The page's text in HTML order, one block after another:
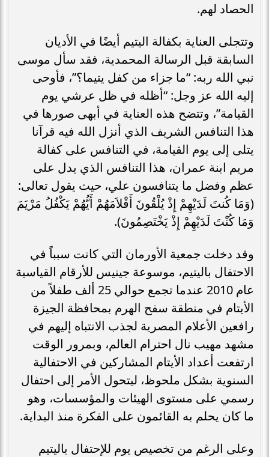
الحصاد لهم.
وتتجلى العناية بكفالة اليتيم أيضًا في الأديان
السابقة قبل الرسالة المحمدية، فقد سأل موسى
نبي الله ربه: “ما جزاء من كفل يتيما؟”، فأوحى
إليه الله عز وجل: “أظله في ظل عرشي يوم
القيامة”، وتتضح هذه العناية في أبهى صورها في
هذا التنافس الشريف الذي أنزل الله فيه قرآنا
يتلى إلى يوم القيامة، في التنافس على كفالة
مريم ابنة عمران، هذا التنافس الذي يدل على
عظم وفضل ما يتنافسون علي، حيث يقول تعالى:
(وَمَا كُنتَ لَدَيْهِمْ إِذْ يُلْقُونَ أَقْلاَمَهُمْ أَيُّهُمْ يَكْفُلُ مَرْيَمَ
وَمَا كُنْتَ لَدَيْهِمْ إِذْ يَخْتَصِمُونَ).
وقد دخلت جمعية الأورمان التي كانت سبباً في
الاحتفال باليتيم، موسوعة جينيس للأرقام القياسية
عام 2010 عندما تجمع حوالي 25 ألف طفلاً من
الأيتام في منطقة سفح الهرم بمحافظة الجيزة
رافعين الأعلام المصرية لجذب الانتباه إليهم في
مشهد مهيب نال احترام العالم، وبمرور الوقت
ارتفعت أعداد الأيتام المشاركين في الاحتفالية
السنوية بشكل ملحوظ، ليتحول الأمر إلى احتفال
رسمي على مستوى الهيئات والمؤسسات، وهو
ما كان يحلم به القائمون على الفكرة منذ البداية.
وعلى الرغم من تخصيص يوم للإحتفال باليتيم